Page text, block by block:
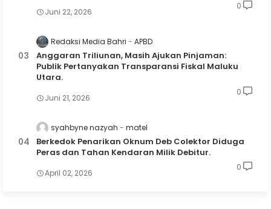
Juni 22, 2026
0
Redaksi Media Bahri APBD
Anggaran Triliunan, Masih Ajukan Pinjaman:
Publik Pertanyakan Transparansi Fiskal Maluku
Utara.
Juni 21, 2026
0
syahbyne nazyah matel
Berkedok Penarikan Oknum Deb Colektor Diduga
Peras dan Tahan Kendaran Milik Debitur.
April 02, 2026
0